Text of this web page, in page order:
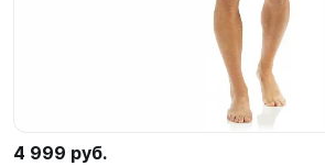
4 999 руб.